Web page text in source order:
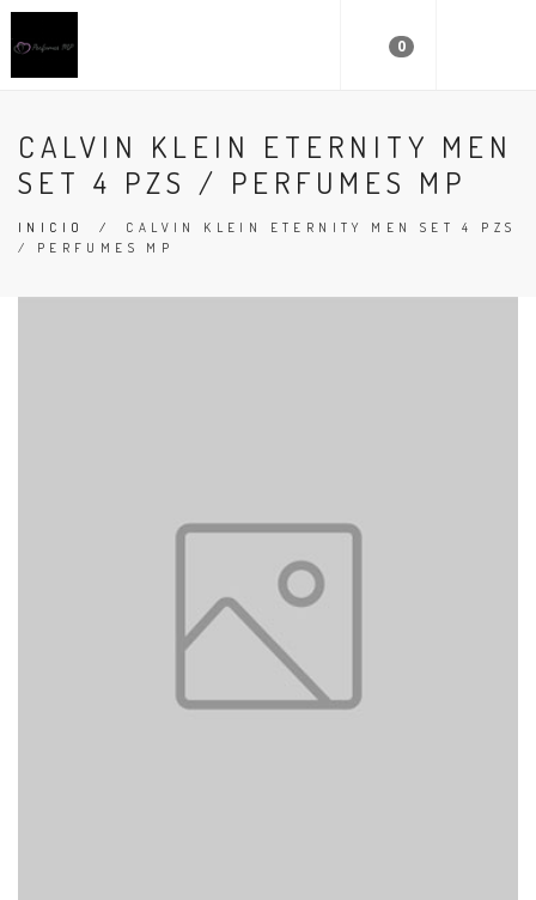
0
CALVIN KLEIN ETERNITY MEN
SET 4 PZS / PERFUMES MP
INICIO / CALVIN KLEIN ETERNITY MEN SET 4 PZS
/ PERFUMES MP